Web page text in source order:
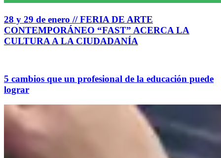
28 y 29 de enero // FERIA DE ARTE
CONTEMPORÁNEO “FAST” ACERCA LA
CULTURA A LA CIUDADANÍA
5 cambios que un profesional de la educación puede
lograr